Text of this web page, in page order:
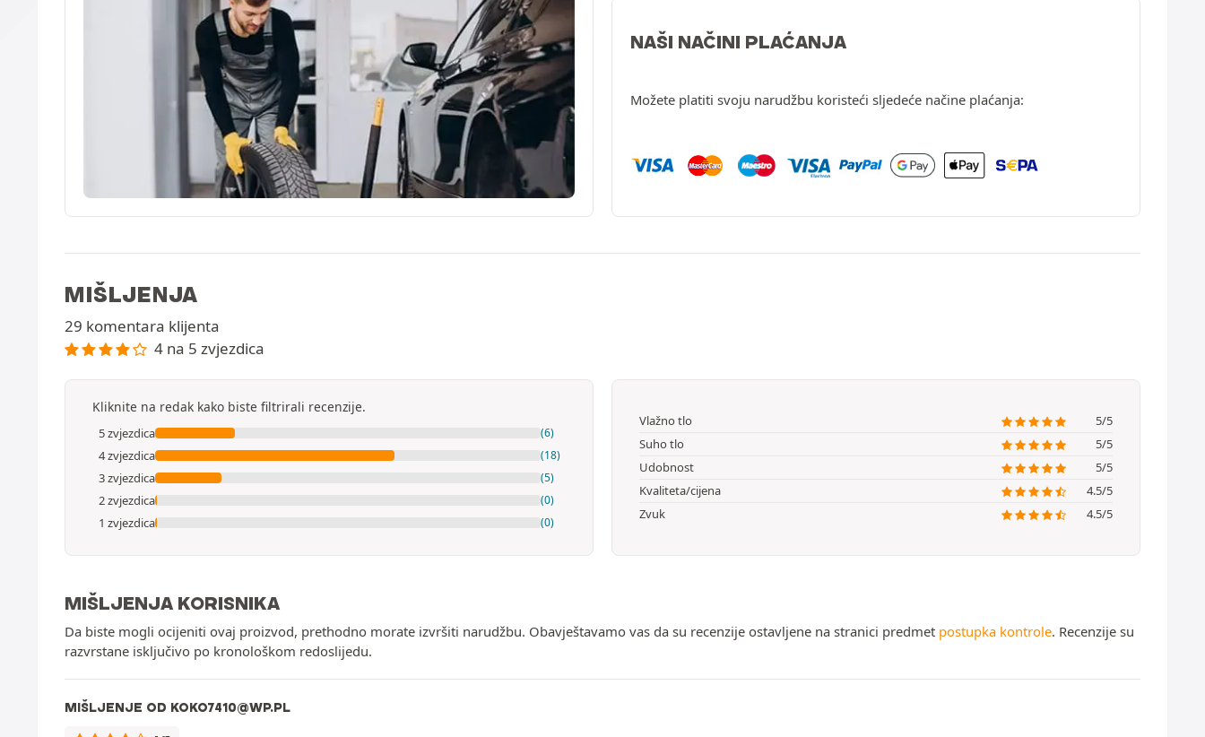
NAŠI NAČINI PLAĆANJA
Možete platiti svoju narudžbu koristeći sljedeće načine plaćanja:
MIŠLJENJA
29 komentara klijenta
4 na 5 zvjezdica
Kliknite na redak kako biste filtrirali recenzije.
5 zvjezdica (6)
4 zvjezdica (18)
3 zvjezdica (5)
2 zvjezdica (0)
1 zvjezdica (0)
Vlažno tlo
5/5
Suho tlo
5/5
Udobnost
5/5
Kvaliteta/cijena
4.5/5
Zvuk
4.5/5
MIŠLJENJA KORISNIKA
Da biste mogli ocijeniti ovaj proizvod, prethodno morate izvršiti narudžbu. Obavještavamo vas da su recenzije ostavljene na stranici predmet postupka kontrole. Recenzije su
razvrstane isključivo po kronološkom redoslijedu.
MIŠLJENJE OD KOKO7410@WP.PL